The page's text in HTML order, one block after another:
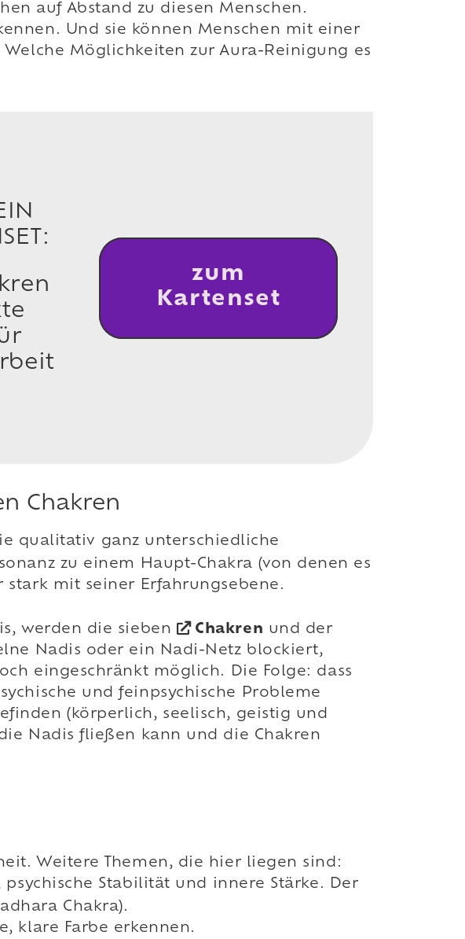
auf Abstand zu diesen Menschen.
Und sie können Menschen mit einer
Möglichkeiten zur Aura-Reinigung es
zum
Kartenset
Chakren
qualitativ ganz unterschiedliche
zu einem Haupt-Chakra (von denen es
mit seiner Erfahrungsebene.
werden die sieben Chakren und der
Nadis oder ein Nadi-Netz blockiert,
eingeschränkt möglich. Die Folge: dass
und feinpsychische Probleme
(körperlich, seelisch, geistig und
Nadis fließen kann und die Chakren
Weitere Themen, die hier liegen sind:
Stabilität und innere Stärke. Der
Chakra).
klare Farbe erkennen.